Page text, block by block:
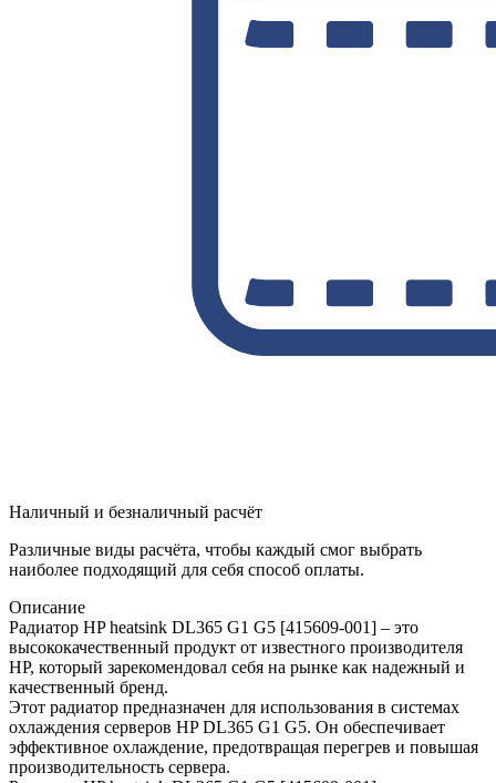
Наличный и безналичный расчёт
Различные виды расчёта, чтобы каждый смог выбрать
наиболее подходящий для себя способ оплаты.
Описание
Радиатор HP heatsink DL365 G1 G5 [415609-001] – это
высококачественный продукт от известного производителя
HP, который зарекомендовал себя на рынке как надежный и
качественный бренд.
Этот радиатор предназначен для использования в системах
охлаждения серверов HP DL365 G1 G5. Он обеспечивает
эффективное охлаждение, предотвращая перегрев и повышая
производительность сервера.